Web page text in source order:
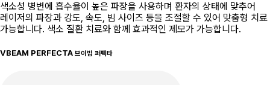
색소성 병변에 흡수율이 높은 파장을 사용하며 환자의 상태에 맞추어
레이저의 파장과 강도, 속도, 빔 사이즈 등을 조절할 수 있어 맞춤형 치료
가능합니다. 색소 질환 치료와 함께 효과적인 제모가 가능합니다.
VBEAM PERFECTA 브이빔 퍼펙타